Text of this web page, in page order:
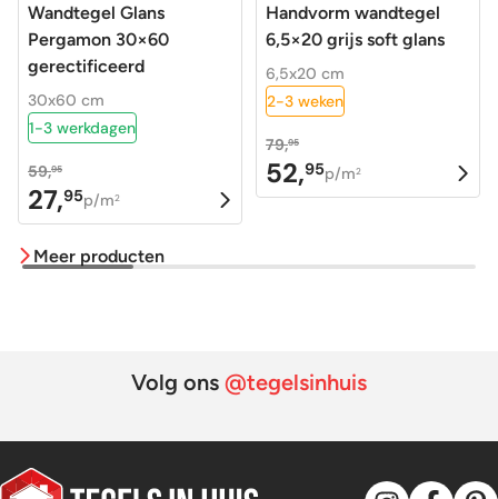
Wandtegel Glans
Pergamon 30×60
gerectificeerd
30x60 cm
1-3 werkdagen
59,95
Oorspronkelijke
prijs
was:
27,95
Huidige
prijs
is:
p/m2
Handvorm wandtegel
6,5×20 grijs soft glans
6,5x20 cm
2-3 weken
79,95
Oorspronkelijke
prijs
52,95
Huidige
prijs
p/m2
Meer producten
Volg ons @tegelsinhuis